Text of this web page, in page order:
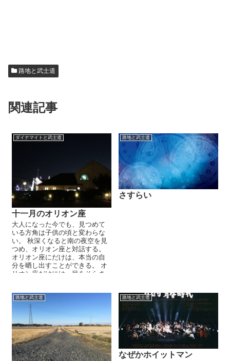
路地と武士道
関連記事
ダイナマイトと武士道
十一月のオリオン座
大人になった今でも、見つめて
いる方角は子供の頃と変わらな
い。 秋深くなると南の夜空を見
つめ、オリオン座と対話する。
オリオン座にだけは、本当の自
分を晒し出すことができる。 オ
リオン座だけには、目をそらさ
路地と武士道
さすらい
路地と武士道 路地と武士道
なぜかホイットマン